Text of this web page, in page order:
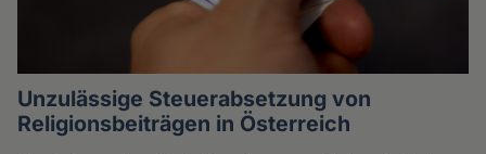
Unzulässige Steuerabsetzung von
Religionsbeiträgen in Österreich